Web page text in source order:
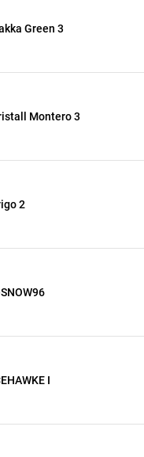
Green 3
Montero 3
2
I